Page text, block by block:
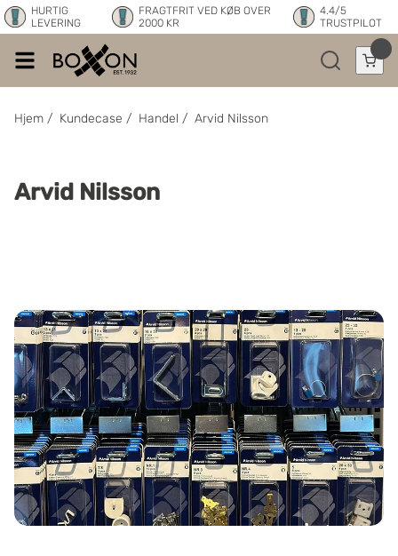
HURTIG
LEVERING
FRAGTFRIT VED KØB OVER
2000 KR
4.4/5
TRUSTPILOT
Hjem / Kundecase / Handel / Arvid Nilsson
Arvid Nilsson